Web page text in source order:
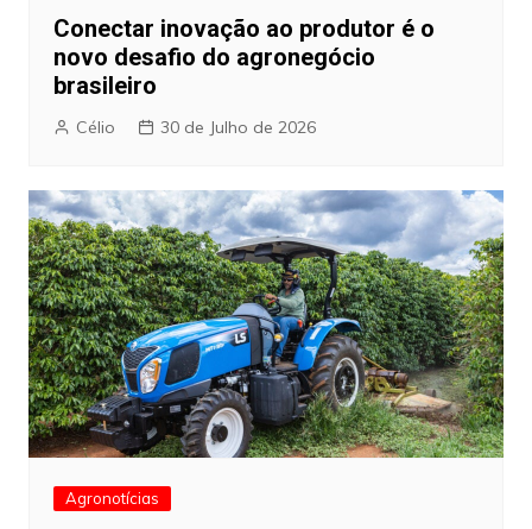
Conectar inovação ao produtor é o
novo desafio do agronegócio
brasileiro
Célio 30 de Julho de 2026
Agronotícias